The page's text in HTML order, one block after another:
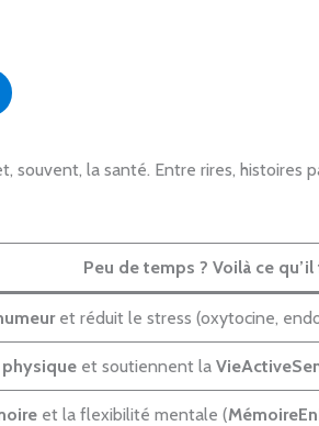
souvent, la santé. Entre rires,
Peu de temps ? Voilà ce
et réduit le stress (oxytocine,
physique et soutiennent la
et la flexibilité mentale (